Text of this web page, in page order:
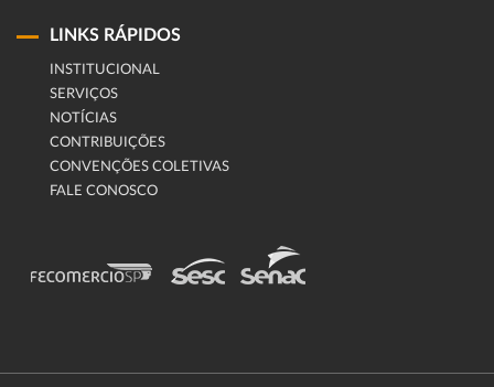
LINKS RÁPIDOS
INSTITUCIONAL
SERVIÇOS
NOTÍCIAS
CONTRIBUIÇÕES
CONVENÇÕES COLETIVAS
FALE CONOSCO